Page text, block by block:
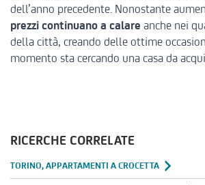
RICERCHE CORRELATE
TORINO, APPARTAMENTI A CROCETTA
dell’anno precedente. Nonostante
prezzi continuano a calare anche nei
della città, creando delle ottime
momento sta cercando una casa da